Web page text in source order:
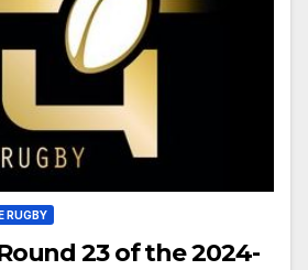
RUGBY
23 of the 2024-